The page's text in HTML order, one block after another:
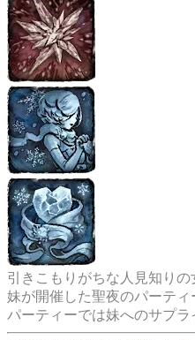
引きこもりがちな人見知りの
妹が開催した聖夜のパーティ